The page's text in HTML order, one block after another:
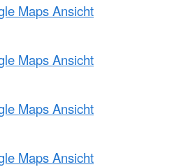
Maps Ansicht
Maps Ansicht
Maps Ansicht
Maps Ansicht